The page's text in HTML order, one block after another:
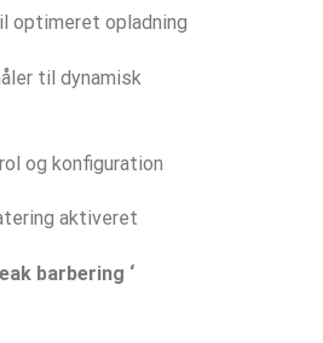
optimeret opladning
til dynamisk
og konfiguration
aktiveret
barbering ‘